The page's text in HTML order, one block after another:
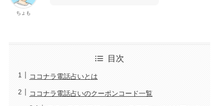
ちょも
目次
ココナラ電話占いとは
ココナラ電話占いのクーポンコード一覧